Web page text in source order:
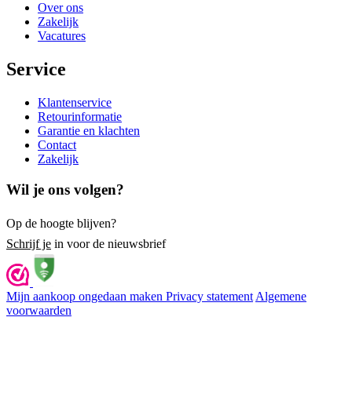
Over ons
Zakelijk
Vacatures
Service
Klantenservice
Retourinformatie
Garantie en klachten
Contact
Zakelijk
Wil je ons volgen?
Op de hoogte blijven?
Schrijf je in voor de nieuwsbrief
Mijn aankoop ongedaan maken Privacy statement Algemene
voorwaarden